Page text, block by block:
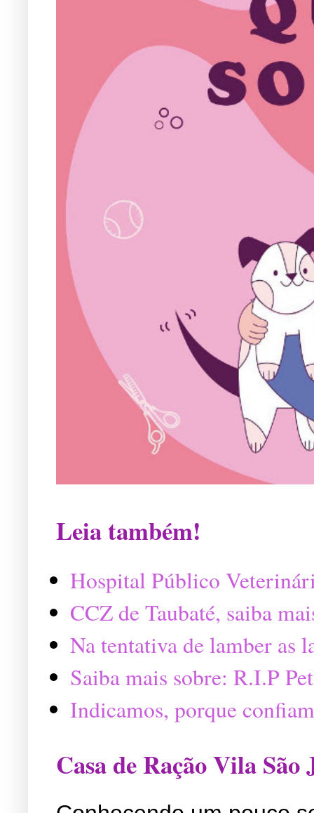
Leia também!
Hospital Público
CCZ de Taubaté, saiba
Na tentativa de lamber as
Saiba mais sobre: R.I.P
Indicamos, porque
Casa de Ração Vila São